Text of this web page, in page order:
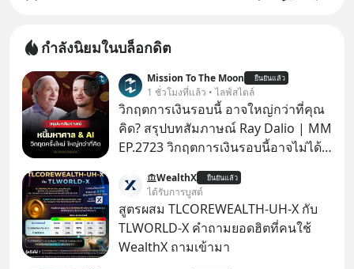
กำลังนิยมในบล็อกดิต
Mission To The Moon ยืนยันแล้ว
1 ชั่วโมงที่แล้ว • ไลฟ์สไตล์
วิกฤตการเงินรอบนี้ อาจใหญ่กว่าที่คุณ
คิด? สรุปบทสัมภาษณ์ Ray Dalio | MM
EP.2723 วิกฤตการเงินรอบนี้อาจไม่ได้
Dalio ชายผู้เคยทำนายวิกฤตเศรษฐกิจ
มาแล้วหลายต่อหลายครั้ง ออกมาส่ง
สัญญาณเตือนระเบิดเวลาลูกใหม่ที่
กำลังก่อตัวขึ้น จาก "ระเบิดหนี้สิน
WealthX ยืนยันแล้ว
ได้รับการบูสต์
สูตรผสม TLCOREWEALTH-UH-X กับ
TLWORLD-X คำถามยอดฮิตที่คนใช้
WealthX ถามเข้ามา